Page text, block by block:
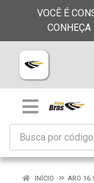
VOCÊ É
INÍCIO ARO